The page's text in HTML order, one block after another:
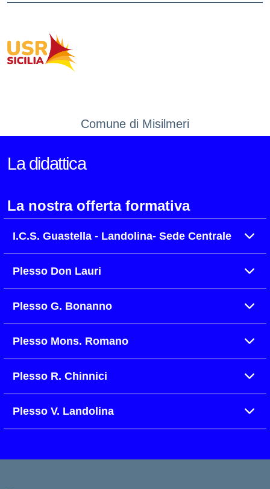
Comune di Misilmeri
La didattica
La nostra offerta formativa
I.C.S. Guastella - Landolina- Sede Centrale
Plesso Don Lauri
Plesso G. Bonanno
Plesso Mons. Romano
Plesso R. Chinnici
Plesso V. Landolina